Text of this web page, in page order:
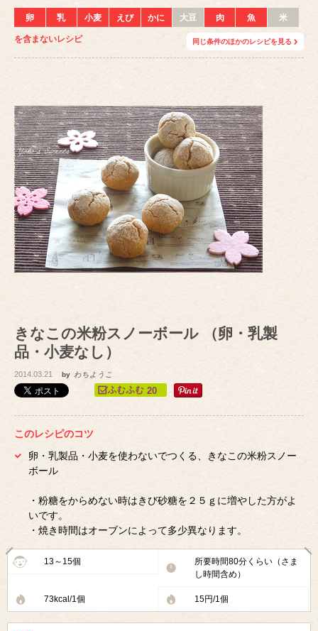
卵 乳 小麦 えび かに 大豆 肉 魚 米
を含まないレシピ 同じ条件のほかのレシピを見る
きなこの米粉スノーボール （卵・乳製
品・小麦なし）
2014.03.21 by わちようこ
20
このレシピのコツ
卵・乳製品・小麦を使わないでつくる、きなこの米粉スノー
ボール
・粉糖をからめない時はきび砂糖を２５ｇに増やした方がよ
いです。
・焼き時間はオーブンによって多少異なります。
13～15個
所要時間80分くらい（さま
し時間含め）
73kcal/1個 15円/1個